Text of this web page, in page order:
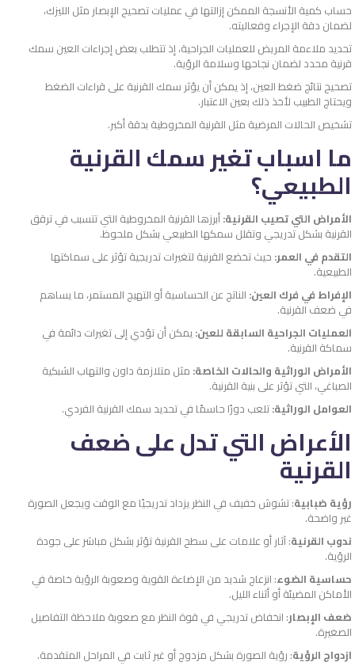
حساب كمية الأنسجة الممكن إزالتها في عمليات تصحيح الإبصار مثل الليزك،
لضمان دقة الإجراء وفعاليته.
تحديد ملاءمة المريض للعمليات الجراحية، إذ تتطلب بعض إجراءات العين سمك
قرنية محدد لضمان نجاحها وسلامة الرؤية.
تصحيح نتائج ضغط العين، إذ يمكن أن يؤثر سمك القرنية على قراءات الضغط
ويحتاج الطبيب لأخذ ذلك بعين الاعتبار.
تشخيص الحالات المرضية مثل القرنية المخروطية بدقة أكبر.
ما اسباب تغير سمك القرنية
الطبيعي؟
الأمراض التي تصيب القرنية:أبرزها القرنية المخروطية التي تتسبب في ترقق
القرنية بشكل تدريجي وتقلل سمكها الطبيعي بشكل ملحوظ.
التقدم في العمر: حيث تخضع القرنية لتغيرات تدريجية تؤثر على سماكتها
الطبيعية.
الإفراط في فرك العين: الناتج عن الحساسية أو التهيج المستمر، ما يساهم
في ضعف القرنية.
العمليات الجراحية السابقة للعين:يمكن أن تؤدي إلى تغيرات دائمة في
سماكة القرنية.
الأمراض الوراثية والحالات الخاصة: مثل متلازمة داون والتهاب الشبكية
الصباغي، التي تؤثر على بنية القرنية.
العوامل الوراثية:تلعب دورًا حاسمًا في تحديد سمك القرنية الفردي.
الأعراض التي تدل على ضعف
القرنية
رؤية ضبابية: تشوش خفيف في النظر يزداد تدريجيًا مع الوقت ويجعل الصورة
غير واضحة.
ندوب القرنية: آثار أو علامات على سطح القرنية تؤثر بشكل مباشر على جودة
الرؤية.
حساسية الضوء: انزعاج شديد من الإضاءة القوية وصعوبة الرؤية خاصة في
الأماكن المضيئة أو أثناء الليل.
ضعف الإبصار: انخفاض تدريجي في قوة النظر مع صعوبة ملاحظة التفاصيل
الصغيرة.
ازدواج الرؤية: رؤية الصورة بشكل مزدوج أو غير ثابت في المراحل المتقدمة.